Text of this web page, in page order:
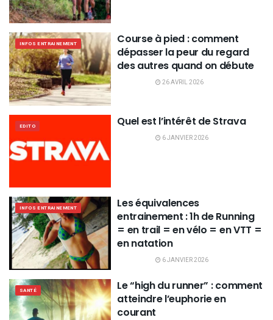
INFOS ENTRAINEMENT
Course à pied : comment
dépasser la peur du regard
des autres quand on débute
26 AVRIL 2026
EDITO Quel est l’intérêt de Strava
6 JANVIER 2026
INFOS ENTRAINEMENT
Les équivalences
entrainement : 1h de Running
= en trail = en vélo = en VTT =
en natation
6 JANVIER 2026
SANTÉ
Le “high du runner” : comment
atteindre l’euphorie en
courant